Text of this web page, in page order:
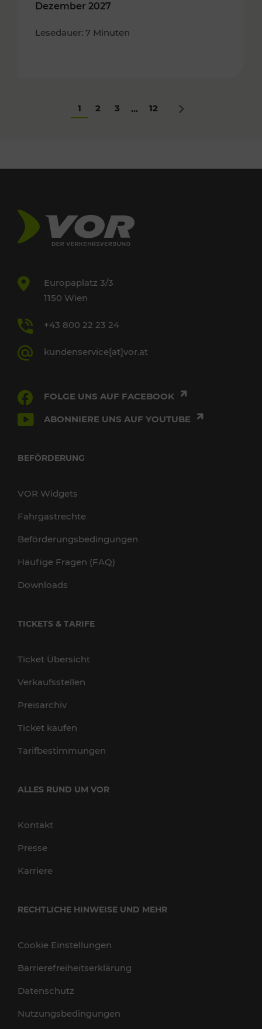
Dezember 2027
Lesedauer: 7 Minuten
1 2 3 ... 12 Nächstes
Europaplatz 3/3
1150 Wien
+43 800 22 23 24
kundenservice[at]vor.at
FOLGE UNS AUF FACEBOOK
ABONNIERE UNS AUF YOUTUBE
BEFÖRDERUNG
VOR Widgets
Fahrgastrechte
Beförderungsbedingungen
Häufige Fragen (FAQ)
Downloads
TICKETS & TARIFE
Ticket Übersicht
Verkaufsstellen
Preisarchiv
Ticket kaufen
Tarifbestimmungen
ALLES RUND UM VOR
Kontakt
Presse
Karriere
RECHTLICHE HINWEISE UND MEHR
Cookie Einstellungen
Barrierefreiheitserklärung
Datenschutz
Nutzungsbedingungen